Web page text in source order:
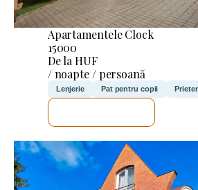
Apartamentele Clock
15000
De la HUF
/ noapte / persoană
Lenjerie Pat pentru copii